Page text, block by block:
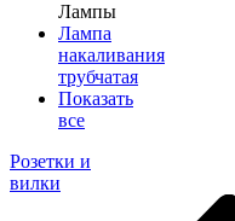
Лампы
Лампа
накаливания
трубчатая
Показать
все
Розетки и
вилки